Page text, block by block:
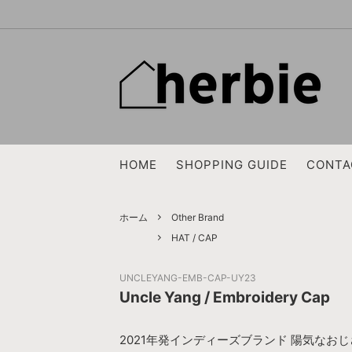
TACOMA FUJI RECORDS
WOMENS TOPS
HOME SHOPPING GUIDE
ホーム
Other Brand
HAT / CAP
UNCLEYANG-EMB-CAP-UY23
Uncle Yang / Embroidery Cap
2021年発インディーズブランド 陽気なお